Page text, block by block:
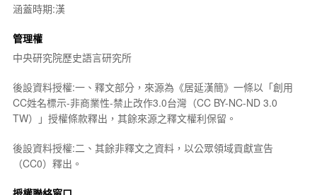
涵蓋時期:漢
管理權
中央研究院歷史語言研究所
後設資料授權:一、釋文部分，來源為《居延漢簡》一條以「創用
CC姓名標示-非商業性-禁止改作3.0台灣（CC BY-NC-ND 3.0
TW）」授權條款釋出，其餘來源之釋文權利保留。
後設資料授權:二、其餘非釋文之資料，以公眾領域貢獻宣告
（CC0）釋出。